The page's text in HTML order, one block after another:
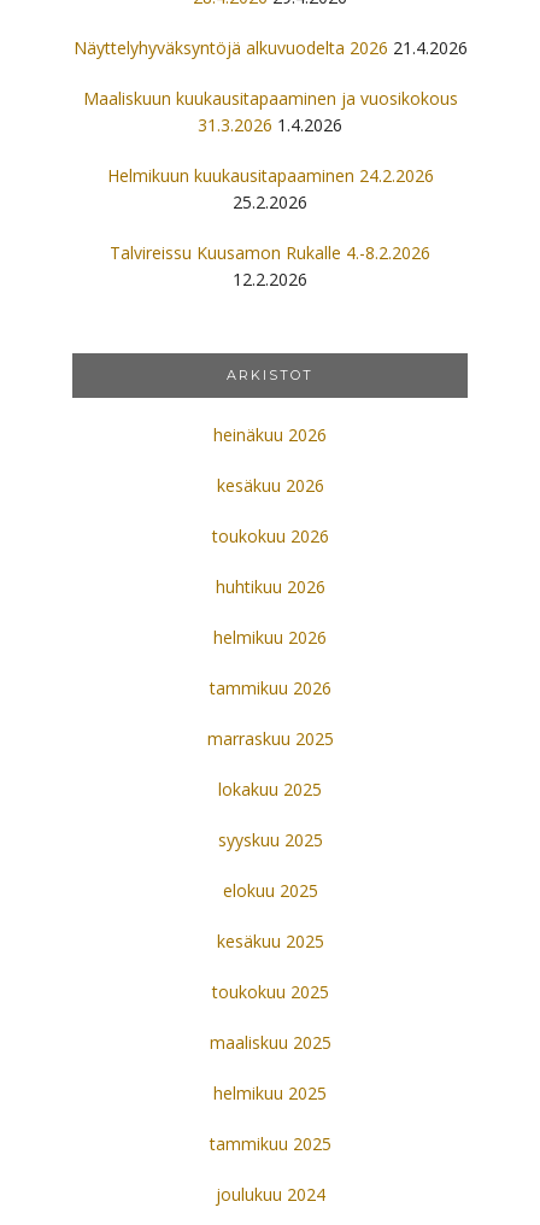
Näyttelyhyväksyntöjä alkuvuodelta 2026 21.4.2026
Maaliskuun kuukausitapaaminen ja vuosikokous
31.3.2026 1.4.2026
Helmikuun kuukausitapaaminen 24.2.2026
25.2.2026
Talvireissu Kuusamon Rukalle 4.-8.2.2026
12.2.2026
ARKISTOT
heinäkuu 2026
kesäkuu 2026
toukokuu 2026
huhtikuu 2026
helmikuu 2026
tammikuu 2026
marraskuu 2025
lokakuu 2025
syyskuu 2025
elokuu 2025
kesäkuu 2025
toukokuu 2025
maaliskuu 2025
helmikuu 2025
tammikuu 2025
joulukuu 2024